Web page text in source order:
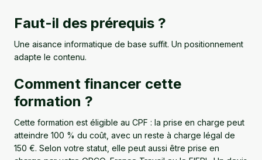
Faut-il des prérequis ?
Une aisance informatique de base suffit. Un positionnement
adapte le contenu.
Comment financer cette
formation ?
Cette formation est éligible au CPF : la prise en charge peut
atteindre 100 % du coût, avec un reste à charge légal de
150 €. Selon votre statut, elle peut aussi être prise en